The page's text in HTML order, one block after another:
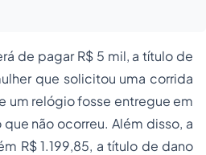
de pagar R$ 5 mil, a título de
que solicitou uma corrida
um relógio fosse entregue em
não ocorreu. Além disso, a
R$ 1.199,85, a título de dano